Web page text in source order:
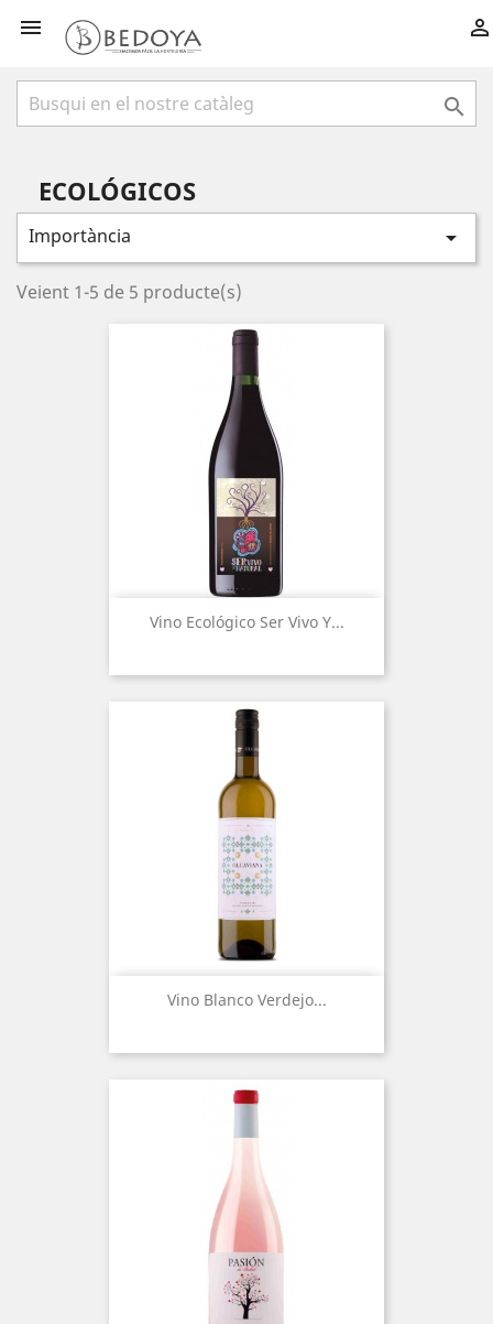
 

ECOLÓGICOS
Importància 
Veient 1-5 de 5 producte(s)
Vino Ecológico Ser Vivo Y...
Vino Blanco Verdejo...